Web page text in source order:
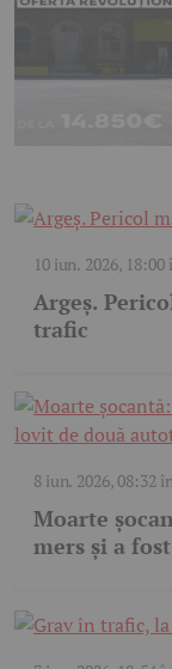
10 iun. 2026, 18:00
Argeș.
trafic
8 iun. 2026, 08:32
Moarte
mers și a